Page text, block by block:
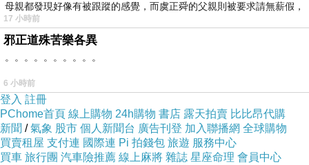
母親都發現好像有被跟蹤的感覺，而虞正舜的父親則被要求請無薪假，
17 小時前
邪正道殊苦樂各異
。。。。。。。。。。
6 小時前
登入 註冊
PChome首頁 線上購物 24h購物 書店 露天拍賣 比比昂代購
新聞 /氣象 股市 個人新聞台 廣告刊登 加入聯播網 全球購物
買賣租屋 支付連 國際連 Pi 拍錢包 旅遊 服務中心
買車 旅行團 汽車險推薦 線上麻將 雜誌 星座命理 會員中心